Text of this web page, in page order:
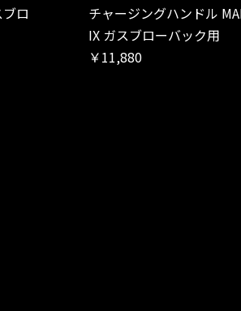
ロ
チャージングハンドル
IX ガスブローバック用
￥11,880